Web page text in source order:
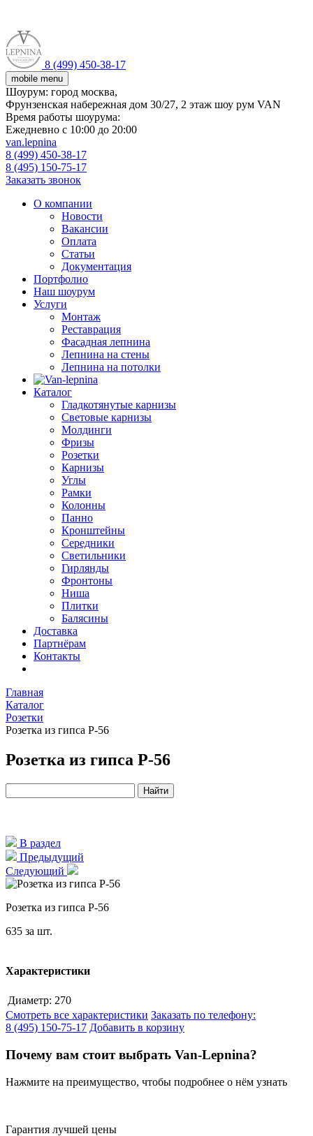
8 (499) 450-38-17
mobile menu
Шоурум: город москва,
Фрунзенская набережная дом 30/27, 2 этаж шоу рум VAN
Время работы шоурума:
Ежедневно с 10:00 до 20:00
van.lepnina
8 (499) 450-38-17
8 (495) 150-75-17
Заказать звонок
О компании
Новости
Вакансии
Оплата
Статьи
Документация
Портфолио
Наш шоурум
Услуги
Монтаж
Реставрация
Фасадная лепнина
Лепнина на стены
Лепнина на потолки
Каталог
Гладкотянутые карнизы
Световые карнизы
Молдинги
Фризы
Розетки
Карнизы
Углы
Рамки
Колонны
Панно
Кронштейны
Середники
Светильники
Гирлянды
Фронтоны
Ниша
Плитки
Балясины
Доставка
Партнёрам
Контакты
Главная
Каталог
Розетки
Розетка из гипса Р-56
Розетка из гипса Р-56
В раздел
Предыдущий
Следующий
Розетка из гипса Р-56
635 за шт.
Характеристики
Диаметр: 270
Смотреть все характеристики Заказать по телефону:
8 (495) 150-75-17 Добавить в корзину
Почему вам стоит выбрать Van-Lepnina?
Нажмите на преимущество, чтобы подробнее о нём узнать
Гарантия лучшей цены